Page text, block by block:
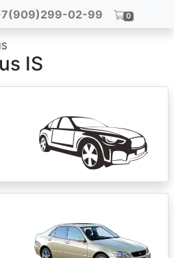
02-99 0
IS
IS